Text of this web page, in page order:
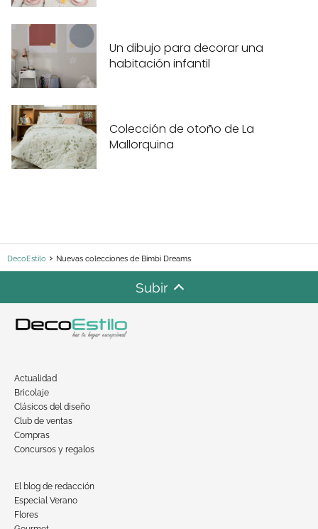
Un dibujo para decorar una
habitación infantil
Colección de otoño de La
Mallorquina
DecoEstilo Nuevas colecciones de Bimbi Dreams
Subir
Actualidad
Bricolaje
Clásicos del diseño
Club de ventas
Compras
Concursos y regalos
El blog de redacción
Especial Verano
Flores